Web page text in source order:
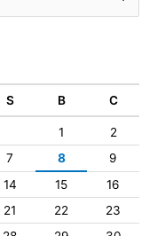
S B C
1
2
7 8
9
14 15
16
21 22
23